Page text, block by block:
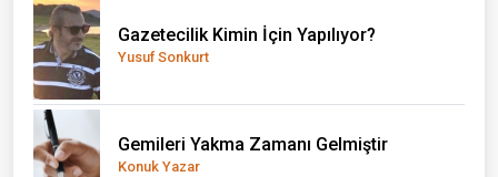
Gazetecilik Kimin İçin Yapılıyor?
Yusuf Sonkurt
Gemileri Yakma Zamanı Gelmiştir
Konuk Yazar